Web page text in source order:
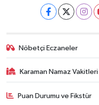
Nöbetçi Eczaneler
Karaman Namaz Vakitleri
Puan Durumu ve Fikstür